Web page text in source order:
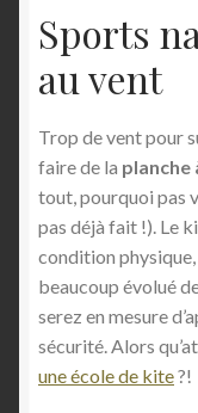
Sports
au vent
Trop de vent pour
faire de la planche
tout, pourquoi pas
pas déjà fait !). Le
condition
beaucoup évolué
serez en mesure
sécurité. Alors
une école de kite?!